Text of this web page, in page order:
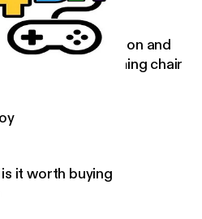
games coming soon and
phantom gaming chair
it worth buying